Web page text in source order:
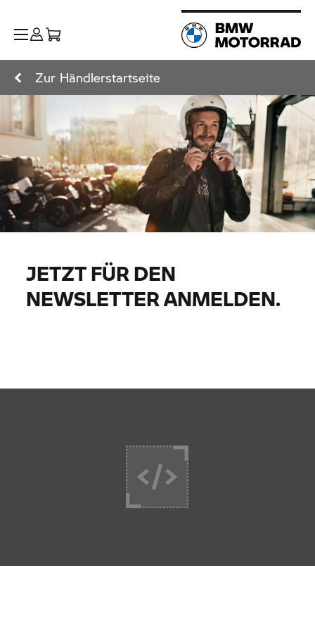
Zur Händlerstartseite
JETZT FÜR DEN
NEWSLETTER ANMELDEN.